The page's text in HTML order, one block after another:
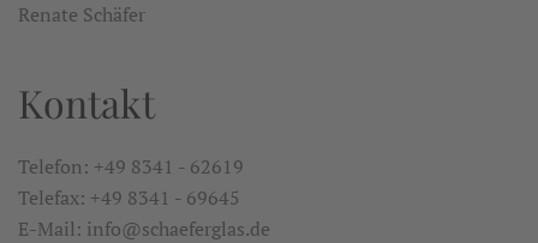
Renate Schäfer
Kontakt
Telefon: +49 8341 - 62619
Telefax: +49 8341 - 69645
E-Mail: info@schaeferglas.de